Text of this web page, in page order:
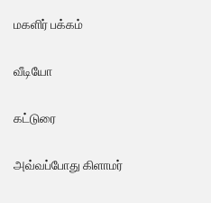
மகளிர் பக்கம்
வீடியோ
கட்டுரை
அவ்வப்போது கிளாமர்